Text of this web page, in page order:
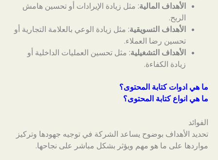
الأهداف المالية: مثل زيادة الإيرادات أو تحسين هامش
الربح.
الأهداف التسويقية: مثل زيادة الوعي بالعلامة التجارية أو
تحسين رضا العملاء.
الأهداف التشغيلية: مثل تحسين العمليات الداخلية أو
زيادة الكفاءة.
ما هي ادوات كتابة المحتوى؟
ما هي انواع كتابة المحتوى؟
الفوائد
تحديد الأهداف بوضوح يساعد الشركة في توجيه جهودها وتركيز
مواردها على ما هو مهم ويؤثر بشكل مباشر على نجاحها.